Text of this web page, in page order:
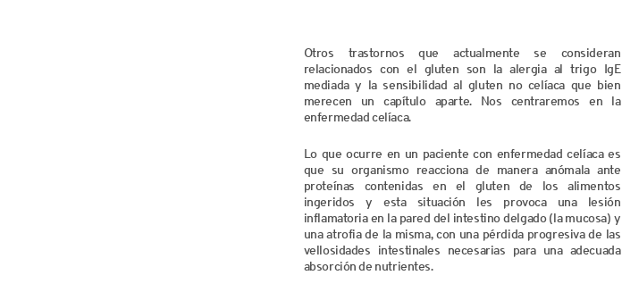
Otros trastornos que actualmente se consideran
relacionados con el gluten son la alergia al trigo IgE
mediada y la sensibilidad al gluten no celíaca que bien
merecen un capítulo aparte. Nos centraremos en la
enfermedad celíaca.
Lo que ocurre en un paciente con enfermedad celíaca es
que su organismo reacciona de manera anómala ante
proteínas contenidas en el gluten de los alimentos
ingeridos y esta situación les provoca una lesión
inflamatoria en la pared del intestino delgado (la mucosa) y
una atrofia de la misma, con una pérdida progresiva de las
vellosidades intestinales necesarias para una adecuada
absorción de nutrientes.